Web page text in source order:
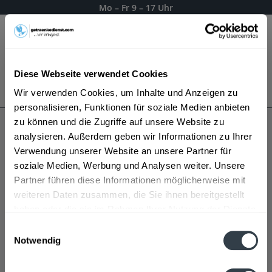
Diese Webseite verwendet Cookies
Wir verwenden Cookies, um Inhalte und Anzeigen zu
personalisieren, Funktionen für soziale Medien anbieten
zu können und die Zugriffe auf unsere Website zu
analysieren. Außerdem geben wir Informationen zu Ihrer
Verwendung unserer Website an unsere Partner für
soziale Medien, Werbung und Analysen weiter. Unsere
Partner führen diese Informationen möglicherweise mit
weiteren Daten zusammen, die Sie ihnen bereitgestellt
Notwendig
Mo – Fr 9 – 17 Uhr
Es gilt unsereDatenschutzerklärung
Groh Weine